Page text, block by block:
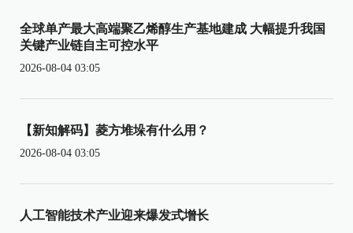
全球单产最大高端聚乙烯醇生产基地建成 大幅提升我国
关键产业链自主可控水平
2026-08-04 03:05
【新知解码】菱方堆垛有什么用？
2026-08-04 03:05
人工智能技术产业迎来爆发式增长